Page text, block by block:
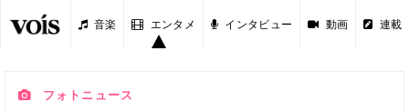
音楽 エンタメ インタビュー 動画 連載
フォトニュース